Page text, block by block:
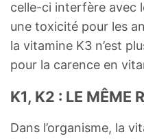
celle-ci interfère avec
une toxicité pour les
la vitamine K3 n’est
pour la carence en
K1, K2 : LE MÊME
Dans l’organisme, la